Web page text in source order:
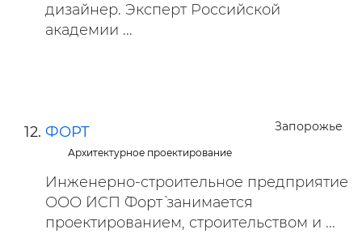
дизайнер. Эксперт Российской
академии ...
Запорожье
ФОРТ
Архитектурное проектирование
Инженерно-строительное предприятие
ООО `ИСП `Форт` занимается
проектированием, строительством и ...